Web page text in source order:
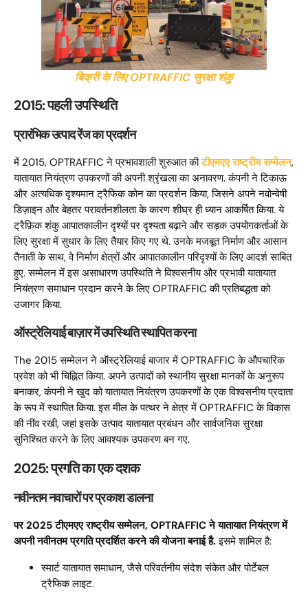
बिक्री के लिए OPTRAFFIC सुरक्षा शंकु
2015: पहली उपस्थिति
प्रारंभिक उत्पाद रेंज का प्रदर्शन
में 2015, OPTRAFFIC ने प्रभावशाली शुरुआत कीटीएमएए राष्ट्रीय सम्मेलन,
यातायात नियंत्रण उपकरणों की अपनी श्रृंखला का अनावरण. कंपनी ने टिकाऊ
और अत्यधिक दृश्यमान ट्रैफिक कोन का प्रदर्शन किया, जिसने अपने नवोन्वेषी
डिज़ाइन और बेहतर परावर्तनशीलता के कारण शीघ्र ही ध्यान आकर्षित किया. ये
ट्रैफ़िक शंकु आपातकालीन दृश्यों पर दृश्यता बढ़ाने और सड़क उपयोगकर्ताओं के
लिए सुरक्षा में सुधार के लिए तैयार किए गए थे. उनके मजबूत निर्माण और आसान
तैनाती के साथ, वे निर्माण क्षेत्रों और आपातकालीन परिदृश्यों के लिए आदर्श साबित
हुए. सम्मेलन में इस असाधारण उपस्थिति ने विश्वसनीय और प्रभावी यातायात
नियंत्रण समाधान प्रदान करने के लिए OPTRAFFIC की प्रतिबद्धता को
उजागर किया.
ऑस्ट्रेलियाई बाज़ार में उपस्थिति स्थापित करना
The 2015 सम्मेलन ने ऑस्ट्रेलियाई बाजार में OPTRAFFIC के औपचारिक
प्रवेश को भी चिह्नित किया. अपने उत्पादों को स्थानीय सुरक्षा मानकों के अनुरूप
बनाकर, कंपनी ने खुद को यातायात नियंत्रण उपकरणों के एक विश्वसनीय प्रदाता
के रूप में स्थापित किया. इस मील के पत्थर ने क्षेत्र में OPTRAFFIC के विकास
की नींव रखी, जहां इसके उत्पाद यातायात प्रबंधन और सार्वजनिक सुरक्षा
सुनिश्चित करने के लिए आवश्यक उपकरण बन गए.
2025: प्रगति का एक दशक
नवीनतम नवाचारों पर प्रकाश डालना
पर 2025 टीएमएए राष्ट्रीय सम्मेलन, OPTRAFFIC ने यातायात नियंत्रण में
अपनी नवीनतम प्रगति प्रदर्शित करने की योजना बनाई है. इसमे शामिल है:
स्मार्ट यातायात समाधान, जैसे परिवर्तनीय संदेश संकेत और पोर्टेबल
ट्रैफिक लाइट.